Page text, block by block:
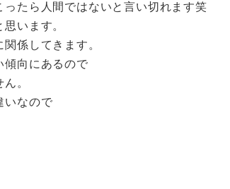
たら人間ではないと言い切れます笑
います。
係してきます。
傾向にあるので
。
いなので